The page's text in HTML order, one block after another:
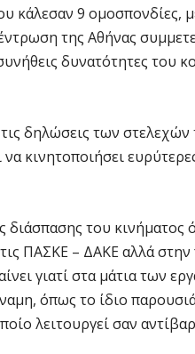
κάλεσαν 9 ομοσπονδίες,
της Αθήνας
δυνατότητες του
δηλώσεις των στελεχών
κινητοποιήσει
διάσπασης του κινήματος
ΠΑΣΚΕ – ΔΑΚΕ αλλά στην
γιατί στα μάτια των
όπως το ίδιο
λειτουργεί σαν